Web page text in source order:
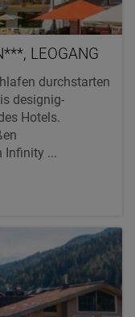
LEOGANG
durchstarten
designig-
Hotels.
Infinity ...